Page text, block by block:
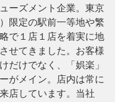
ーズメント企業。東京
限定の駅前一等地や繁
で１店１店を着実に地
せてきました。お客様
だけでなく、「娯楽」
がメイン。店内は常に
店しています。当社